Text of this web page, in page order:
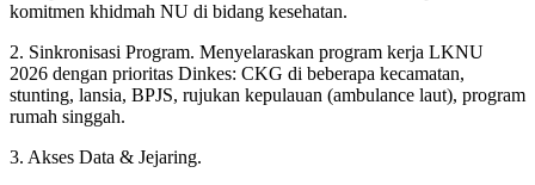
komitmen khidmah NU di bidang kesehatan.
2. Sinkronisasi Program. Menyelaraskan program kerja LKNU
2026 dengan prioritas Dinkes: CKG di beberapa kecamatan,
stunting, lansia, BPJS, rujukan kepulauan (ambulance laut), program
rumah singgah.
3. Akses Data & Jejaring.